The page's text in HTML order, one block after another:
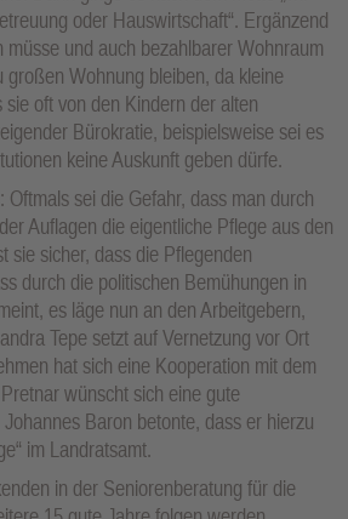
oder Hauswirtschaft“. Ergänzend
und auch bezahlbarer Wohnraum
Wohnung bleiben, da kleine
oft von den Kindern der alten
Bürokratie, beispielsweise sei es
keine Auskunft geben dürfe.
sei die Gefahr, dass man durch
Auflagen die eigentliche Pflege aus den
sie sicher, dass die Pflegenden
durch die politischen Bemühungen in
es läge nun an den Arbeitgebern,
Tepe setzt auf Vernetzung vor Ort
hat sich eine Kooperation mit dem
wünscht sich eine gute
Baron betonte, dass er hierzu
im Landratsamt.
in der Seniorenberatung für die